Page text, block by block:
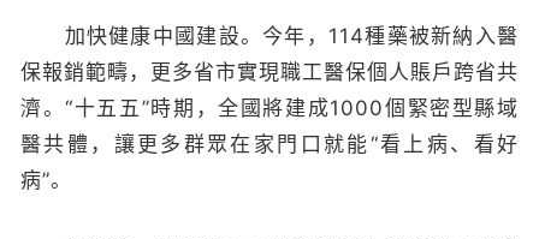
加快健康中國建設。今年，114種藥被新納入醫
保報銷範疇，更多省市實現職工醫保個人賬戶跨省共
濟。“十五五”時期，全國將建成1000個緊密型縣域
醫共體，讓更多群眾在家門口就能“看上病、看好
病”。